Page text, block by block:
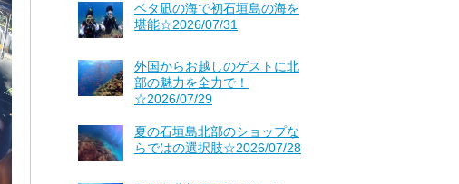
ベタ凪の海で初石垣島の海を
堪能☆2026/07/31
外国からお越しのゲストに北
部の魅力を全力で！
☆2026/07/29
夏の石垣島北部のショップな
らではの選択肢☆2026/07/28